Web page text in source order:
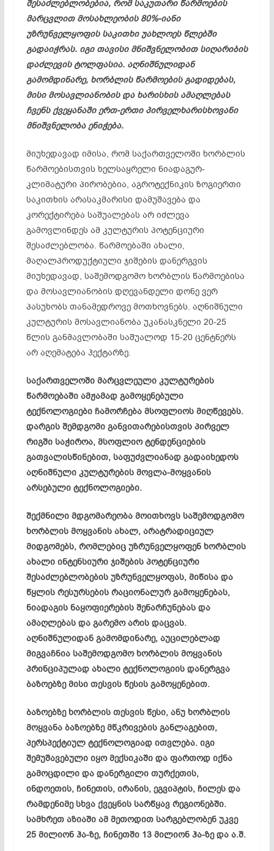
შესაძლებლობებია, რომ საკუთარი წარმოების
მარცვლით მოსახლეობის 80%-იანი
უზრუნველყოფის საკითხი უახლოეს წლებში
გადაიჭრას. იგი თავისი მნიშვნელობით სიღარიბის
დაძლევის ტოლფასია. აღნიშნულიდან
გამომდინარე, ხორბლის წარმოების გადიდებას,
მისი მოსავლიანობის და ხარისხის ამაღლებას
ჩვენს ქვეყანაში ერთ-ერთი პირველხარისხოვანი
მნიშვნელობა ენიჭება.
მიუხედავად იმისა, რომ საქართველოში ხორბლის
წარმოებისთვის ხელსაყრელი ნიადაგურ-
კლიმატური პირობებია, აგროტექნიკის ზოგიერთი
საკითხის არასაკმარისი დამუშავება და
კორექტირება საშუალებას არ იძლევა
გამოვლინდეს ამ კულტურის პოტენციური
შესაძლებლობა. წარმოებაში ახალი,
მაღალპროდუქტიული ჯიშების დანერგვის
მიუხედავად, საშემოდგომო ხორბლის წარმოებისა
და მოსავლიანობის დღევანდელი დონე ვერ
პასუხობს თანამედროვე მოთხოვნებს. აღნიშნული
კულტურის მოსავლიანობა უკანასკნელი 20-25
წლის განმავლობაში საშუალოდ 15-20 ცენტნერს
არ აღემატება ჰექტარზე.
საქართველოში მარცვლეული კულტურების
წარმოებაში ამჟამად გამოყენებული
ტექნოლოგიები ჩამორჩება მსოფლიოს მიღწევებს.
დარგის შემდგომი განვითარებისთვის პირველ
რიგში საჭიროა, მსოფლიო ტენდენციების
გათვალისწინებით, საფუძვლიანად გადაიხედოს
აღნიშნული კულტურების მოვლა-მოყვანის
არსებული ტექნოლოგიები.
შექმნილი მდგომარეობა მოითხოვს საშემოდგომო
ხორბლის მოყვანის ახალ, არატრადიციულ
მიდგომებს, რომლებიც უზრუნველყოფენ ხორბლის
ახალი ინტენსიური ჯიშების პოტენციური
შესაძლებლობების უზრუნველყოფას, მიწისა და
წყლის რესურსების რაციონალურ გამოყენებას,
ნიადაგის ნაყოფიერების შენარჩუნებას და
ამაღლებას და გარემო არის დაცვას.
აღნიშნულიდან გამომდინარე, აუცილებლად
მიგვაჩნია საშემოდგომო ხორბლის მოყვანის
პრინციპულად ახალი ტექნოლოგიის დანერგვა
ბაზოებზე მისი თესვის წესის გამოყენებით.
ბაზოებზე ხორბლის თესვის წესი, ანუ ხორბლის
მოყვანა ბაზოებზე მწკრივების განლაგებით,
პერსპექტიულ ტექნოლოგიად ითვლება. იგი
შემუშავებული იყო მექსიკაში და ფართოდ იქნა
გამოცდილი და დანერგილი თურქეთის,
ინდოეთის, ჩინეთის, ირანის, ეგვიპტის, ჩილეს და
რამდენიმე სხვა ქვეყნის სარწყავ რეგიონებში.
სამხრეთ აზიაში ამ მეთოდით სარგებლობენ უკვე
25 მილიონ ჰა-ზე, ჩინეთში 13 მილიონ ჰა-ზე და ა.შ.